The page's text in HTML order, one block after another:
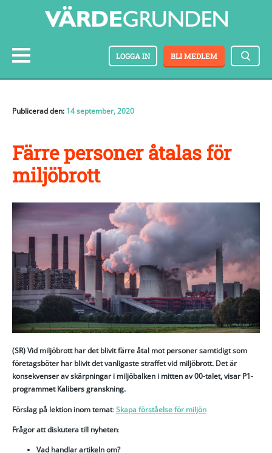
BLI MEDLEM
LOGGA IN
Publicerad den: 14 september, 2020
Färre personer åtalas för
miljöbrott
(SR) Vid miljöbrott har det blivit färre åtal mot personer samtidigt som
företagsböter har blivit det vanligaste straffet vid miljöbrott. Det är
konsekvenser av skärpningar i miljöbalken i mitten av 00-talet, visar P1-
programmet Kalibers granskning.
Förslag på lektion inom temat:Skapa förståelse för miljön
Frågor att diskutera till nyheten:
Vad handlar artikeln om?